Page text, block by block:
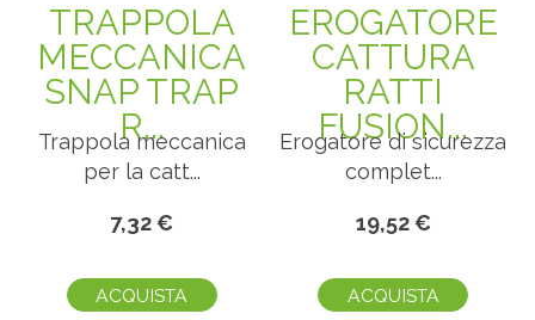
TRAPPOLA
MECCANICA
SNAP TRAP
R...
Trappola meccanica
per la catt...
7,32 €
ACQUISTA
EROGATORE
CATTURA
RATTI
FUSION...
Erogatore di sicurezza
complet...
19,52 €
ACQUISTA